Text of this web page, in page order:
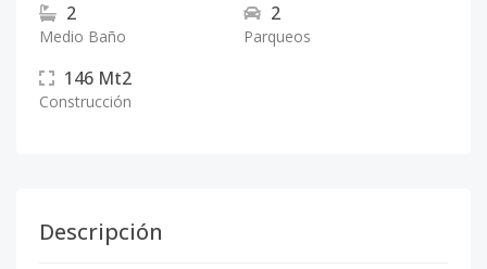
2
Medio Baño
2
Parqueos
146 Mt2
Construcción
Descripción